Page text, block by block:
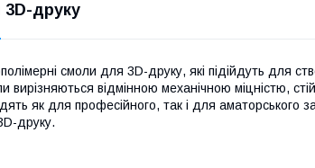
друку
смоли для 3D-друку, які підійдуть для
вирізняються відмінною механічною міцністю,
як для професійного, так і для аматорського
друку.